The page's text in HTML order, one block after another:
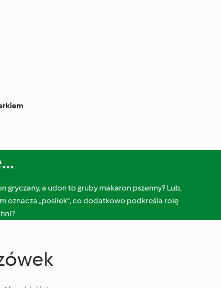
gryczany, a udon to gruby makaron pszenny? Lub,
oznacza „posiłek", co dodatkowo podkreśla rolę